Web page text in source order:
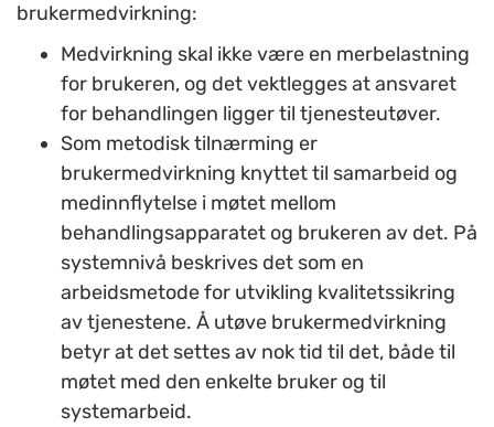
brukermedvirkning:
Medvirkning skal ikke være en merbelastning
for brukeren, og det vektlegges at ansvaret
for behandlingen ligger til tjenesteutøver.
Som metodisk tilnærming er
brukermedvirkning knyttet til samarbeid og
medinnflytelse i møtet mellom
behandlingsapparatet og brukeren av det. På
systemnivå beskrives det som en
arbeidsmetode for utvikling kvalitetssikring
av tjenestene. Å utøve brukermedvirkning
betyr at det settes av nok tid til det, både til
møtet med den enkelte bruker og til
systemarbeid.